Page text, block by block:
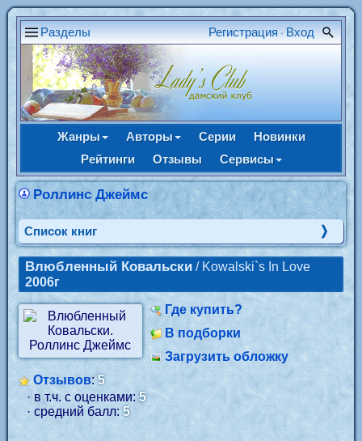
Разделы Регистрация • Вход
Жанры Авторы Серии
Новинки
Рейтинги
Отзывы Сервисы
Роллинс Джеймс
Cписок книг
Влюбленный Ковальски / Kowalski`s In Love
2006г
Где купить?
В подборки
Загрузить обложку
Отзывов:5
· в т.ч. с оценками: 5
· средний балл:5